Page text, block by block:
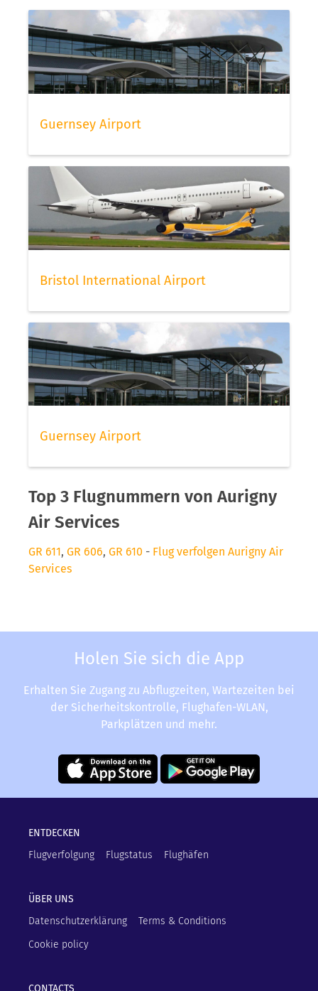
Guernsey Airport
Bristol International Airport
Guernsey Airport
Top 3 Flugnummern von Aurigny
Air Services
GR 611, GR 606, GR 610 - Flug verfolgen Aurigny Air
Services
Holen Sie sich die App
Erhalten Sie Zugang zu Abflugzeiten, Wartezeiten bei
der Sicherheitskontrolle, Flughafen-WLAN,
Parkplätzen und mehr.
ENTDECKEN
Flugverfolgung
Flugstatus Flughäfen
ÜBER UNS
Datenschutzerklärung
Terms & Conditions
Cookie policy